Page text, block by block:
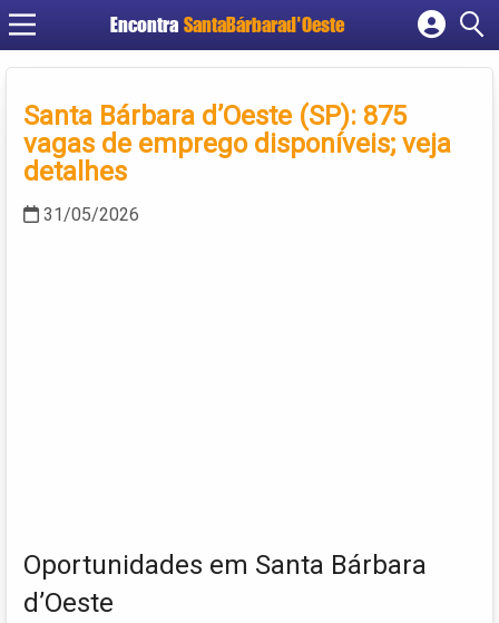
Encontra SantaBárbarad'Oeste
Cadastrar empresa
Criar conta
Santa Bárbara d’Oeste (SP): 875
vagas de emprego disponíveis; veja
detalhes
31/05/2026
Oportunidades em Santa Bárbara
d’Oeste